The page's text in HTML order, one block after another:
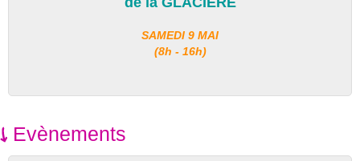
SAMEDI 9 MAI
(8h - 16h)
Evènements